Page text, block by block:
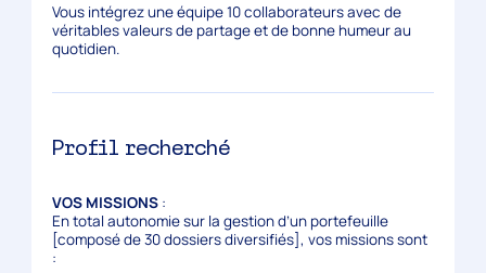
Vous intégrez une équipe 10 collaborateurs avec de
véritables valeurs de partage et de bonne humeur au
quotidien.
Profil recherché
VOS MISSIONS :
En total autonomie sur la gestion d’un portefeuille
[composé de 30 dossiers diversifiés], vos missions sont
: